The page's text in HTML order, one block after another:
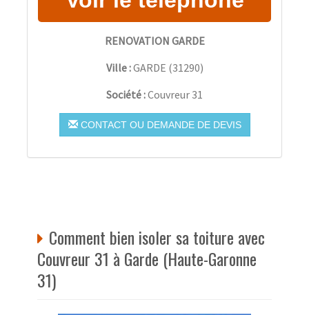
RENOVATION GARDE
Ville :GARDE (31290)
Société :Couvreur 31
CONTACT OU DEMANDE DE DEVIS
Comment bien isoler sa toiture avec
Couvreur 31 à Garde (Haute-Garonne
31)